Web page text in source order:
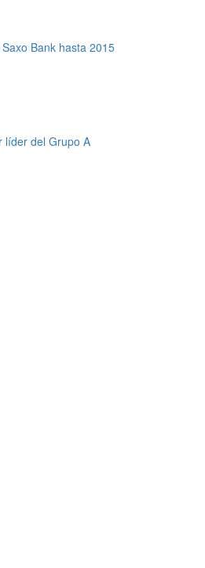
Bank hasta 2015
líder del Grupo A